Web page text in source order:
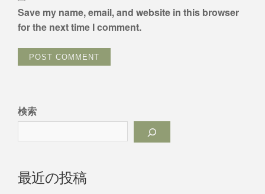
Save my name, email, and website in this browser
for the next time I comment.
検索
最近の投稿